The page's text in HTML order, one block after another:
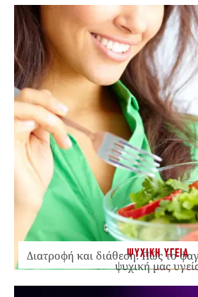
ΨΥΧΙΚΗ ΥΓΕΙΑ
Διατροφή και διάθεση: Πώς το
ψυχική μας